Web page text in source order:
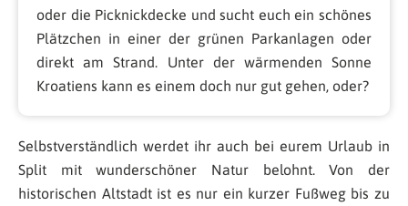
oder die Picknickdecke und sucht euch ein schönes
Plätzchen in einer der grünen Parkanlagen oder
direkt am Strand. Unter der wärmenden Sonne
Kroatiens kann es einem doch nur gut gehen, oder?
Selbstverständlich werdet ihr auch bei eurem Urlaub in
Split mit wunderschöner Natur belohnt. Von der
historischen Altstadt ist es nur ein kurzer Fußweg bis zu